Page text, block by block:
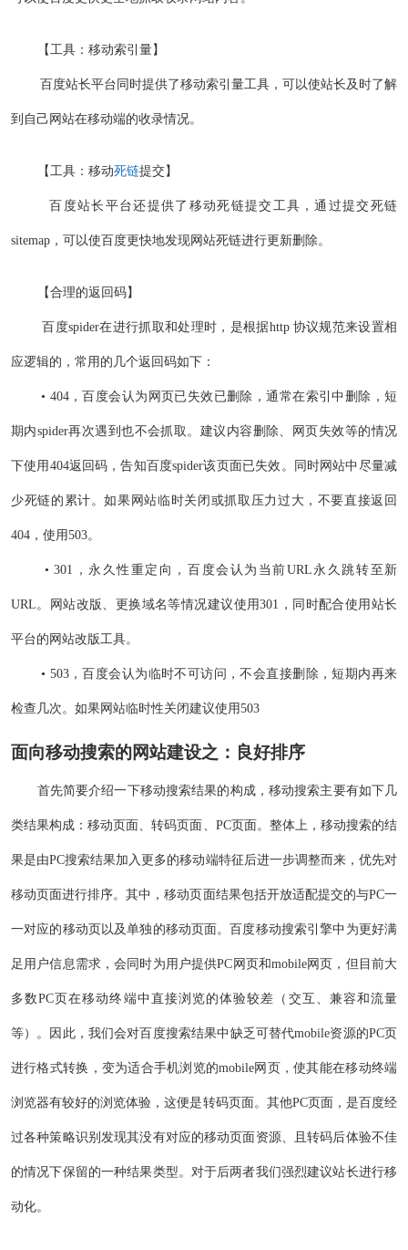
【工具：移动索引量】
百度站长平台同时提供了移动索引量工具，可以使站长及时了解
到自己网站在移动端的收录情况。
【工具：移动死链提交】
百度站长平台还提供了移动死链提交工具，通过提交死链
sitemap，可以使百度更快地发现网站死链进行更新删除。
【合理的返回码】
百度spider在进行抓取和处理时，是根据http 协议规范来设置相
应逻辑的，常用的几个返回码如下：
• 404，百度会认为网页已失效已删除，通常在索引中删除，短
期内spider再次遇到也不会抓取。建议内容删除、网页失效等的情况
下使用404返回码，告知百度spider该页面已失效。同时网站中尽量减
少死链的累计。如果网站临时关闭或抓取压力过大，不要直接返回
404，使用503。
• 301，永久性重定向，百度会认为当前URL永久跳转至新
URL。网站改版、更换域名等情况建议使用301，同时配合使用站长
平台的网站改版工具。
• 503，百度会认为临时不可访问，不会直接删除，短期内再来
检查几次。如果网站临时性关闭建议使用503
面向移动搜索的网站建设之：良好排序
首先简要介绍一下移动搜索结果的构成，移动搜索主要有如下几
类结果构成：移动页面、转码页面、PC页面。整体上，移动搜索的结
果是由PC搜索结果加入更多的移动端特征后进一步调整而来，优先对
移动页面进行排序。其中，移动页面结果包括开放适配提交的与PC一
一对应的移动页以及单独的移动页面。百度移动搜索引擎中为更好满
足用户信息需求，会同时为用户提供PC网页和mobile网页，但目前大
多数PC页在移动终端中直接浏览的体验较差（交互、兼容和流量
等）。因此，我们会对百度搜索结果中缺乏可替代mobile资源的PC页
进行格式转换，变为适合手机浏览的mobile网页，使其能在移动终端
浏览器有较好的浏览体验，这便是转码页面。其他PC页面，是百度经
过各种策略识别发现其没有对应的移动页面资源、且转码后体验不佳
的情况下保留的一种结果类型。对于后两者我们强烈建议站长进行移
动化。